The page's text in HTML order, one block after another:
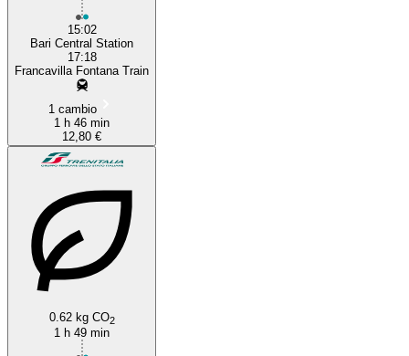
15:02
Bari Central Station
17:18
Francavilla Fontana Train
1 cambio
1 h 46 min
12,80 €
0.62 kg CO2
1 h 49 min